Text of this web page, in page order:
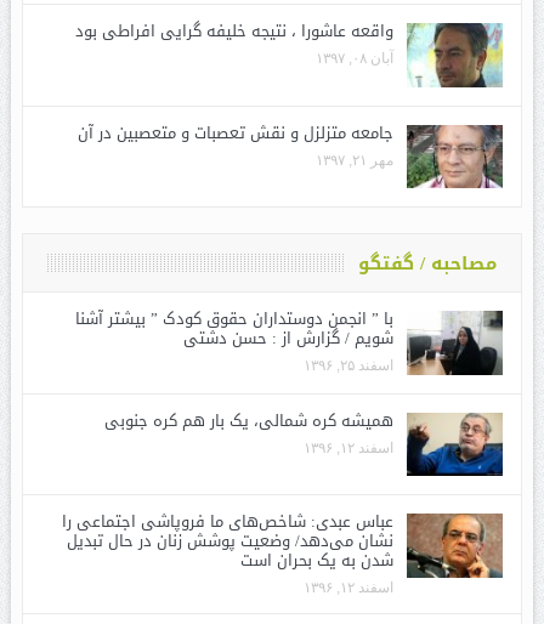
واقعه عاشورا ، نتیجه خلیفه گرایی افراطی بود
آبان ۰۸, ۱۳۹۷
جامعه متزلزل و نقش تعصبات و متعصبین در آن
مهر ۲۱, ۱۳۹۷
مصاحبه / گفتگو
با ” انجمن دوستداران حقوق کودک ” بیشتر آشنا
شویم / گزارش از : حسن دشتی
اسفند ۲۵, ۱۳۹۶
همیشه کره شمالی، یک بار هم کره جنوبی
اسفند ۱۲, ۱۳۹۶
عباس عبدی: شاخص‌های ما فروپاشی اجتماعی را
نشان می‌دهد/ وضعیت پوشش زنان در حال تبدیل
شدن به یک بحران است
اسفند ۱۲, ۱۳۹۶